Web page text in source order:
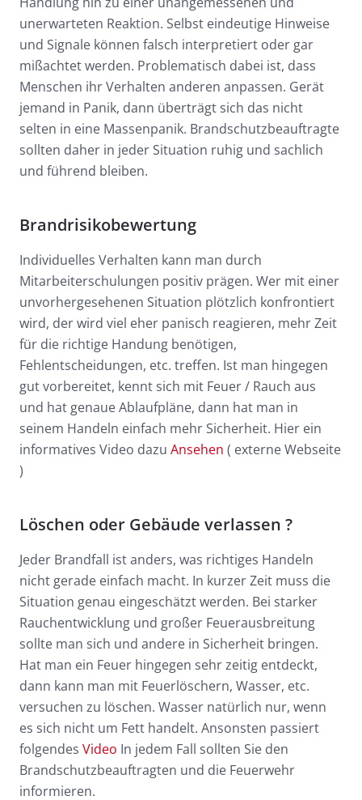
unerwarteten Reaktion. Selbst eindeutige Hinweise
und Signale können falsch interpretiert oder gar
mißachtet werden. Problematisch dabei ist, dass
Menschen ihr Verhalten anderen anpassen. Gerät
jemand in Panik, dann überträgt sich das nicht
selten in eine Massenpanik. Brandschutzbeauftragte
sollten daher in jeder Situation ruhig und sachlich
und führend bleiben.
Brandrisikobewertung
Individuelles Verhalten kann man durch
Mitarbeiterschulungen positiv prägen. Wer mit einer
unvorhergesehenen Situation plötzlich konfrontiert
wird, der wird viel eher panisch reagieren, mehr Zeit
für die richtige Handung benötigen,
Fehlentscheidungen, etc. treffen. Ist man hingegen
gut vorbereitet, kennt sich mit Feuer / Rauch aus
und hat genaue Ablaufpläne, dann hat man in
seinem Handeln einfach mehr Sicherheit. Hier ein
informatives Video dazu Ansehen ( externe Webseite
)
Löschen oder Gebäude verlassen ?
Jeder Brandfall ist anders, was richtiges Handeln
nicht gerade einfach macht. In kurzer Zeit muss die
Situation genau eingeschätzt werden. Bei starker
Rauchentwicklung und großer Feuerausbreitung
sollte man sich und andere in Sicherheit bringen.
Hat man ein Feuer hingegen sehr zeitig entdeckt,
dann kann man mit Feuerlöschern, Wasser, etc.
versuchen zu löschen. Wasser natürlich nur, wenn
es sich nicht um Fett handelt. Ansonsten passiert
folgendes Video In jedem Fall sollten Sie den
Brandschutzbeauftragten und die Feuerwehr
informieren.